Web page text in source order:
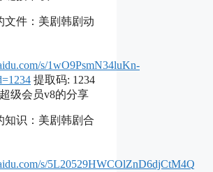
文件：美剧韩剧动
s/1wO9PsmN34luKn-
提取码: 1234
级会员v8的分享
知识：美剧韩剧合
s/5L20529HWCOlZnD6djCtM4Q